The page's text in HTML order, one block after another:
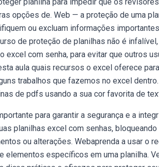
opções de. Web — a proteção de uma
ou excluam informações
de proteção de planilhas não é
excel com senha, para evitar que outros
aula quais recursos o excel oferece
trabalhos que fazemos no excel
de pdfs usando a sua cor favorita de
para garantir a segurança e a
planilhas excel com senhas,
ou alterações. Webaprenda a usar o
elementos específicos em uma planilha.